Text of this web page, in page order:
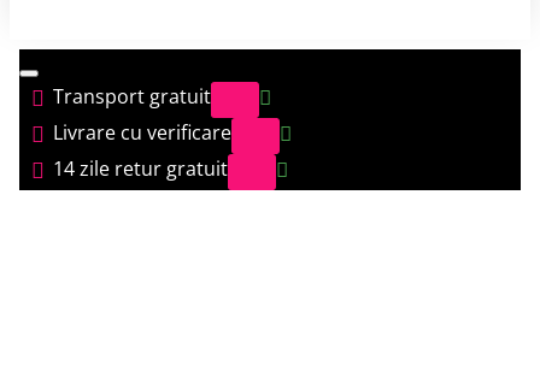
Transport gratuit
Livrare cu verificare
14 zile retur gratuit